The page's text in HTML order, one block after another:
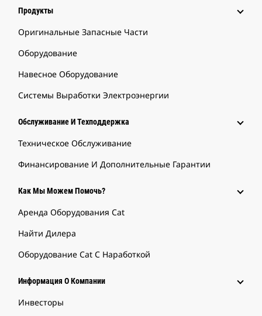
Продукты
Оригинальные Запасные Части
Оборудование
Навесное Оборудование
Системы Выработки Электроэнергии
Обслуживание И Техподдержка
Техническое Обслуживание
Финансирование И Дополнительные Гарантии
Как Мы Можем Помочь?
Аренда Оборудования Cat
Найти Дилера
Оборудование Cat С Наработкой
Информация О Компании
Инвесторы